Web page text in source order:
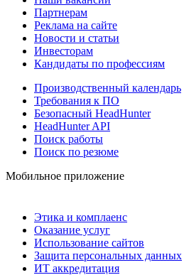
Партнерам
Реклама на сайте
Новости и статьи
Инвесторам
Кандидаты по профессиям
Производственный календарь
Требования к ПО
Безопасный HeadHunter
HeadHunter API
Поиск работы
Поиск по резюме
Мобильное приложение
Этика и комплаенс
Оказание услуг
Использование сайтов
Защита персональных данных
ИТ аккредитация